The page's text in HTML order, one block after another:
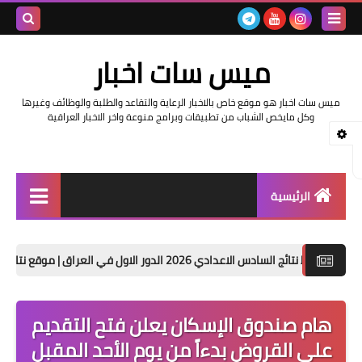
ميس سات اخبار
ميس سات اخبار هو موقع خاص بالاخبار الرعاية والتقاعد والطلبة والوظائف وغيرها
وكل مايخص الشباب من تطبيقات وبرامج منوعة واخر الاخبار العراقية
الرئيسية
اخبار وزارة التربية والتعليم
اخبار وزارة العمل وهيئة
2026 الدور الاول في العراق | موقع نتائجنا
هام صندوق الإسكان يعلن فتح التقديم
على القروض بدءاً من يوم الأحد المقبل